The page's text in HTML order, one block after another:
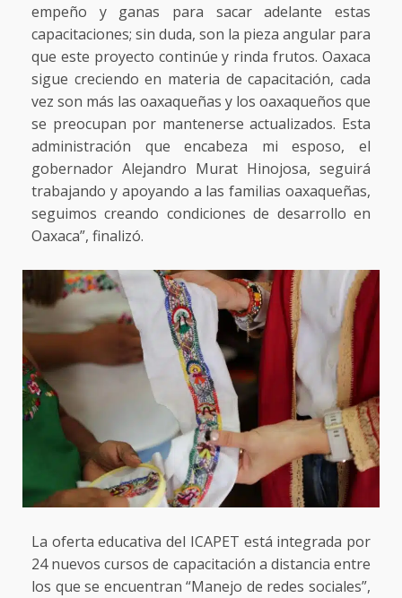
empeño y ganas para sacar adelante estas
capacitaciones; sin duda, son la pieza angular para
que este proyecto continúe y rinda frutos. Oaxaca
sigue creciendo en materia de capacitación, cada
vez son más las oaxaqueñas y los oaxaqueños que
se preocupan por mantenerse actualizados. Esta
administración que encabeza mi esposo, el
gobernador Alejandro Murat Hinojosa, seguirá
trabajando y apoyando a las familias oaxaqueñas,
seguimos creando condiciones de desarrollo en
Oaxaca”, finalizó.
La oferta educativa del ICAPET está integrada por
24 nuevos cursos de capacitación a distancia entre
los que se encuentran “Manejo de redes sociales”,